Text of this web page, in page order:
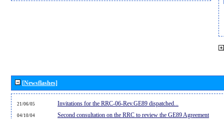
[Newsflashes]
21/06/05 Invitations for the RRC-06-Rev.GE89 dispatched...
04/10/04 Second consultation on the RRC to review the GE89 Agreement